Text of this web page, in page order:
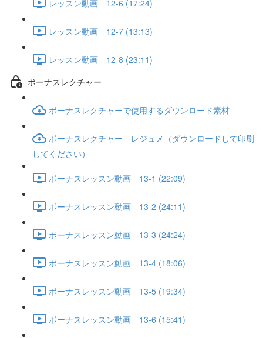
レッスン動画 12-6 (17:24)
レッスン動画 12-7 (13:13)
レッスン動画 12-8 (23:11)
ボーナスレクチャー
ボーナスレクチャーで使用するダウンロード素材
ボーナスレクチャー レジュメ（ダウンロードして印刷
してください）
ボーナスレッスン動画 13-1 (22:09)
ボーナスレッスン動画 13-2 (24:11)
ボーナスレッスン動画 13-3 (24:24)
ボーナスレッスン動画 13-4 (18:06)
ボーナスレッスン動画 13-5 (19:34)
ボーナスレッスン動画 13-6 (15:41)